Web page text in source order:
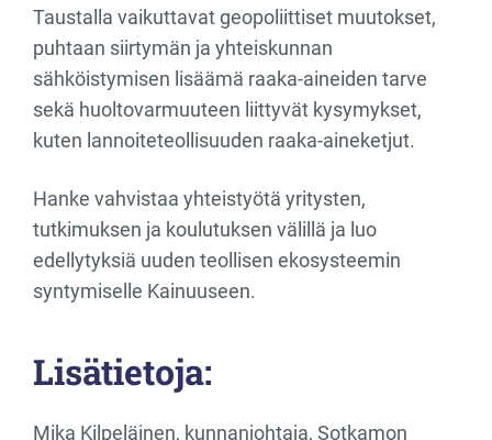
Taustalla vaikuttavat geopoliittiset muutokset,
puhtaan siirtymän ja yhteiskunnan
sähköistymisen lisäämä raaka-aineiden tarve
sekä huoltovarmuuteen liittyvät kysymykset,
kuten lannoiteteollisuuden raaka-aineketjut.
Hanke vahvistaa yhteistyötä yritysten,
tutkimuksen ja koulutuksen välillä ja luo
edellytyksiä uuden teollisen ekosysteemin
syntymiselle Kainuuseen.
Lisätietoja:
Mika Kilpeläinen, kunnanjohtaja, Sotkamon